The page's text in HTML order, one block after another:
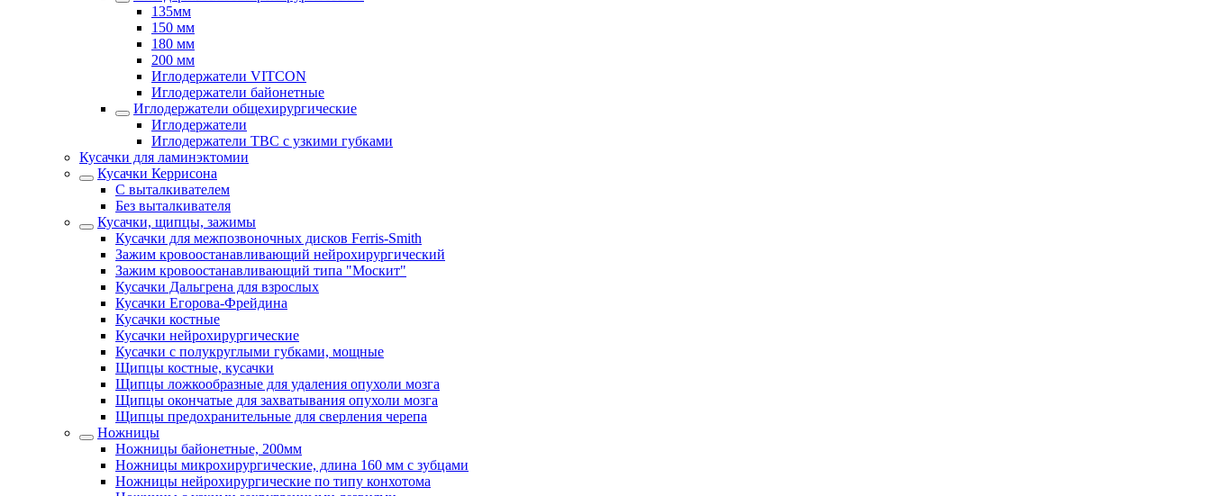
135мм
150 мм
180 мм
200 мм
Иглодержатели VITCON
Иглодержатели байонетные
Иглодержатели общехирургические
Иглодержатели
Иглодержатели ТВС с узкими губками
Кусачки для ламинэктомии
Кусачки Керрисона
С выталкивателем
Без выталкивателя
Кусачки, щипцы, зажимы
Кусачки для межпозвоночных дисков Ferris-Smith
Зажим кровоостанавливающий нейрохирургический
Зажим кровоостанавливающий типа "Москит"
Кусачки Дальгрена для взрослых
Кусачки Егорова-Фрейдина
Кусачки костные
Кусачки нейрохирургические
Кусачки с полукруглыми губками, мощные
Щипцы костные, кусачки
Щипцы ложкообразные для удаления опухоли мозга
Щипцы окончатые для захватывания опухоли мозга
Щипцы предохранительные для сверления черепа
Ножницы
Ножницы байонетные, 200мм
Ножницы микрохирургические, длина 160 мм с зубцами
Ножницы нейрохирургические по типу конхотома